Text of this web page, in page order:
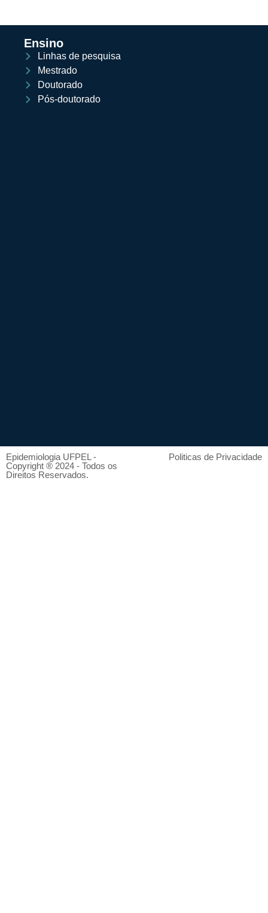
Ensino
Linhas de pesquisa
Mestrado
Doutorado
Pós-doutorado
Epidemiologia UFPEL -
Copyright ® 2024 - Todos os
Direitos Reservados.
Politicas de Privacidade